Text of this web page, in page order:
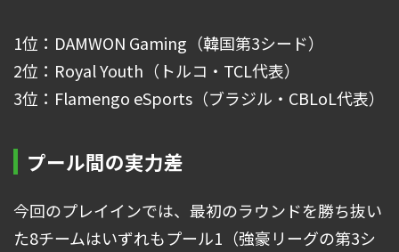
1位：DAMWON Gaming（韓国第3シード）
2位：Royal Youth（トルコ・TCL代表）
3位：Flamengo eSports（ブラジル・CBLoL代表）
プール間の実力差
今回のプレイインでは、最初のラウンドを勝ち抜い
た8チームはいずれもプール1（強豪リーグの第3シ